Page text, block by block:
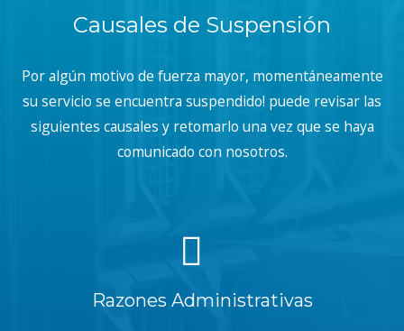
Causales de Suspensión
Por algún motivo de fuerza mayor, momentáneamente
su servicio se encuentra suspendido! puede revisar las
siguientes causales y retomarlo una vez que se haya
comunicado con nosotros.
Razones Administrativas